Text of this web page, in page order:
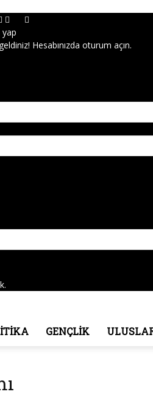
yap
Hesabınızda oturum açın.
GENÇLİK